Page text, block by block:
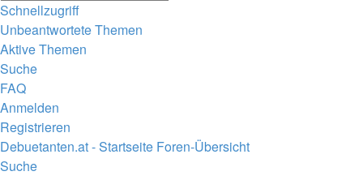
Schnellzugriff
Unbeantwortete Themen
Aktive Themen
Suche
FAQ
Anmelden
Registrieren
Debuetanten.at - Startseite Foren-Übersicht
Suche